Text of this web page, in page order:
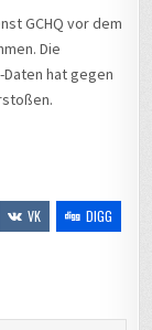
GCHQ vor dem
Die
hat gegen
VK
DIGG